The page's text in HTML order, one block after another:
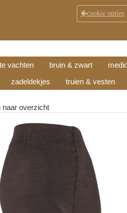
vachten bruin & zwart
zadeldekjes truien & vesten
naar overzicht
cookie opties